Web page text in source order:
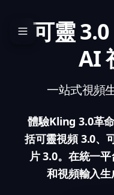
可靈
AI
一站式視頻
體驗Kling 3.0革
括可靈視頻 3.0、
片 3.0。在統一
和視頻輸入生